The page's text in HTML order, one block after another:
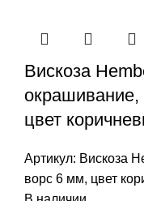
Вискоза
цвет
Артикул: Вискоза
ворс 6 мм, цвет